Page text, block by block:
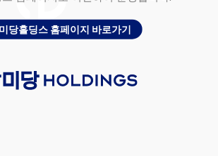
당홀딩스 홈페이지 바로가기